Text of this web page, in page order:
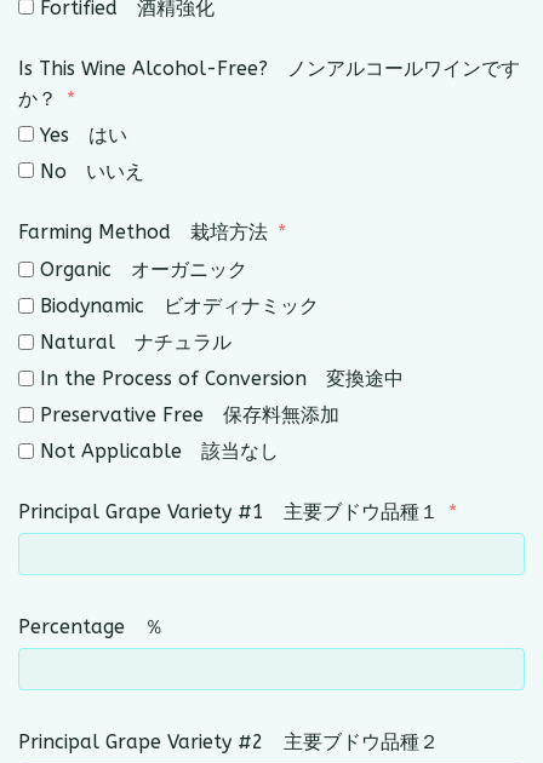
Fortified 酒精強化
Is This Wine Alcohol-Free? ノンアルコールワインです
か？
Yes はい
No いいえ
Farming Method 栽培方法
Organic オーガニック
Biodynamic ビオディナミック
Natural ナチュラル
In the Process of Conversion 変換途中
Preservative Free 保存料無添加
Not Applicable 該当なし
Principal Grape Variety #1 主要ブドウ品種１
Percentage ％
Principal Grape Variety #2 主要ブドウ品種２